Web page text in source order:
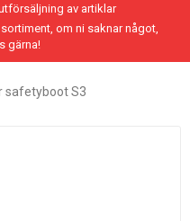
av artiklar
om ni saknar något,
gärna!
safetyboot S3